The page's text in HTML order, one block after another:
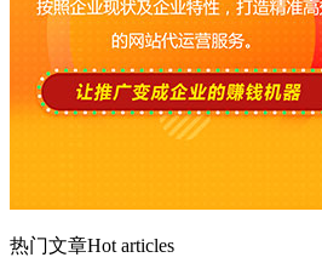
热门文章Hot articles